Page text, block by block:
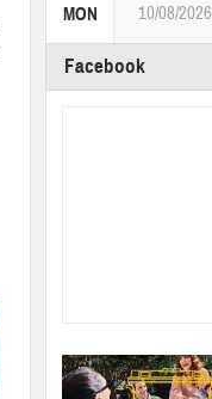
MON 10/08/2026
Facebook